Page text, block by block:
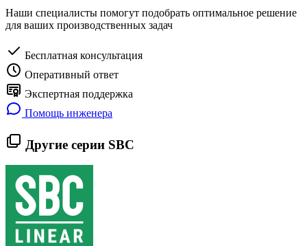
Наши специалисты помогут подобрать оптимальное решение
для ваших производственных задач
Бесплатная консультация
Оперативный ответ
Экспертная поддержка
Помощь инженера
Другие серии SBC